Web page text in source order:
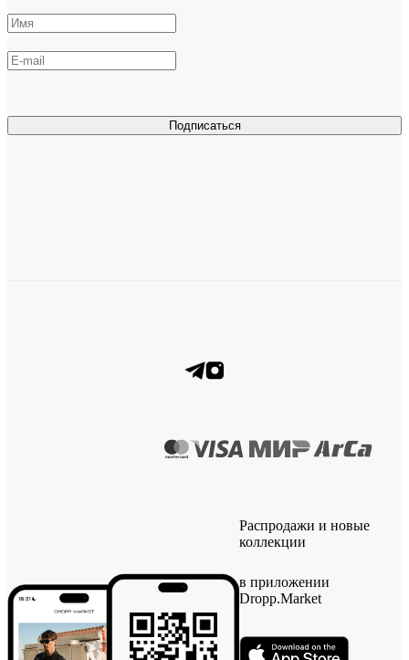
Подписаться
Распродажи и новые
коллекции
в приложении
Dropp.Market